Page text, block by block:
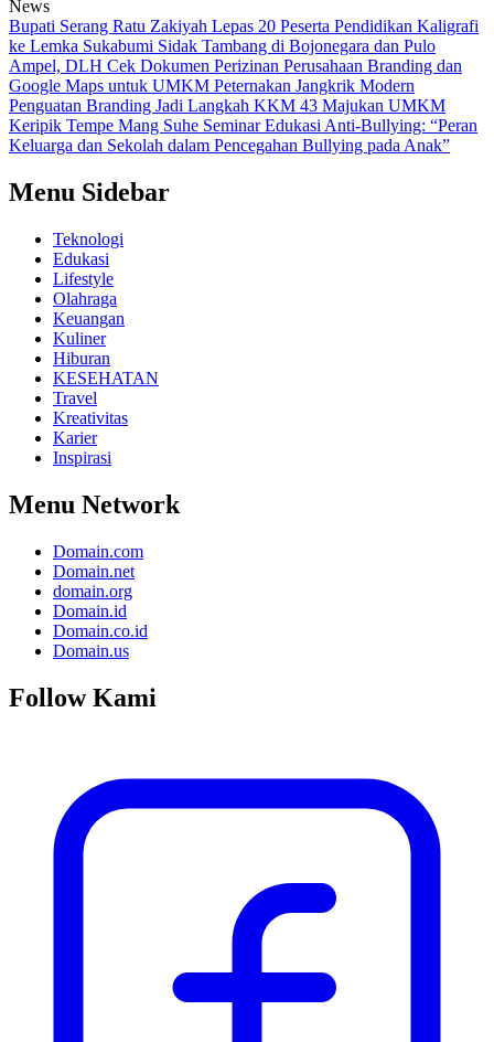
News
Bupati Serang Ratu Zakiyah Lepas 20 Peserta Pendidikan Kaligrafi
ke Lemka Sukabumi Sidak Tambang di Bojonegara dan Pulo
Ampel, DLH Cek Dokumen Perizinan Perusahaan Branding dan
Google Maps untuk UMKM Peternakan Jangkrik Modern
Penguatan Branding Jadi Langkah KKM 43 Majukan UMKM
Keripik Tempe Mang Suhe Seminar Edukasi Anti-Bullying: “Peran
Keluarga dan Sekolah dalam Pencegahan Bullying pada Anak”
Menu Sidebar
Teknologi
Edukasi
Lifestyle
Olahraga
Keuangan
Kuliner
Hiburan
KESEHATAN
Travel
Kreativitas
Karier
Inspirasi
Menu Network
Domain.com
Domain.net
domain.org
Domain.id
Domain.co.id
Domain.us
Follow Kami